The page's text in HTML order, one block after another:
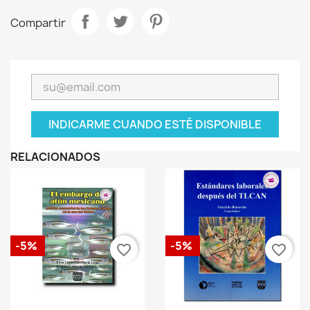
Compartir
INDICARME CUANDO ESTÉ DISPONIBLE
RELACIONADOS
-5% favorite_border -5% favorite_border